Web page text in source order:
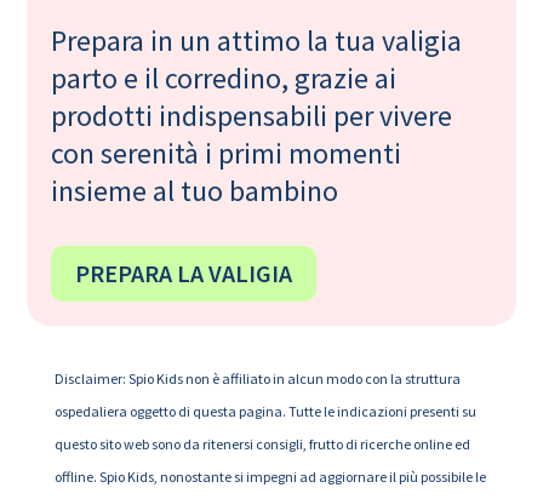
Prepara in un attimo la tua valigia
parto e il corredino, grazie ai
prodotti indispensabili per vivere
con serenità i primi momenti
insieme al tuo bambino
PREPARA LA VALIGIA
Disclaimer: Spio Kids non è affiliato in alcun modo con la struttura
ospedaliera oggetto di questa pagina. Tutte le indicazioni presenti su
questo sito web sono da ritenersi consigli, frutto di ricerche online ed
offline. Spio Kids, nonostante si impegni ad aggiornare il più possibile le